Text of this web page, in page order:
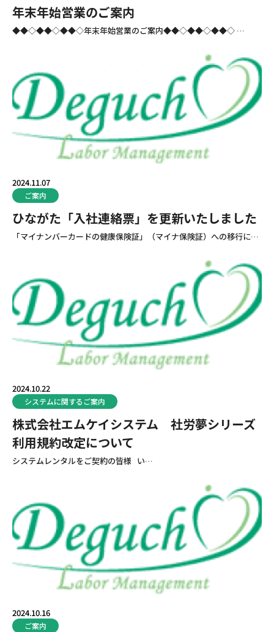
年末年始営業のご案内
◆◆◇◆◆◇◆◆◇年末年始営業のご案内◆◆◇◆◆◇◆◆◇ …
2024.11.07
ご案内
ひながた「入社連絡票」を更新いたしました
「マイナンバーカードの健康保険証」（マイナ保険証）への移行に…
2024.10.22
システムに関するご案内
株式会社エムケイシステム 社労夢シリーズ
利用規約改定について
システムレンタルをご契約の皆様 い…
2024.10.16
ご案内